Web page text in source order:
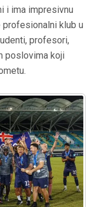
i ima impresivnu
profesionalni klub u
profesori,
poslovima koji